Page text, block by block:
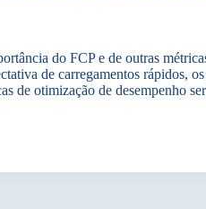
do FCP e de outras
de carregamentos rápidos,
de otimização de desempenho